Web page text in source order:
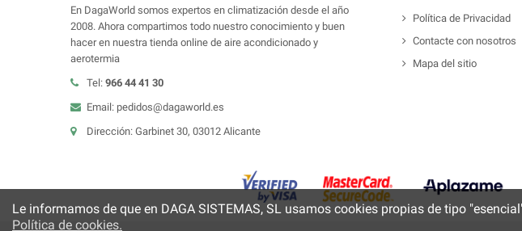
En DagaWorld somos expertos en climatización desde el año
2008. Ahora compartimos todo nuestro conocimiento y buen
hacer en nuestra tienda online de aire acondicionado y
aerotermia
Tel: 966 44 41 30
Email: pedidos@dagaworld.es
Dirección: Garbinet 30, 03012 Alicante
Política de Privacidad
Contacte con nosotros
Mapa del sitio
Le informamos de que en DAGA SISTEMAS, SL usamos cookies propias de tipo
Política de cookies.